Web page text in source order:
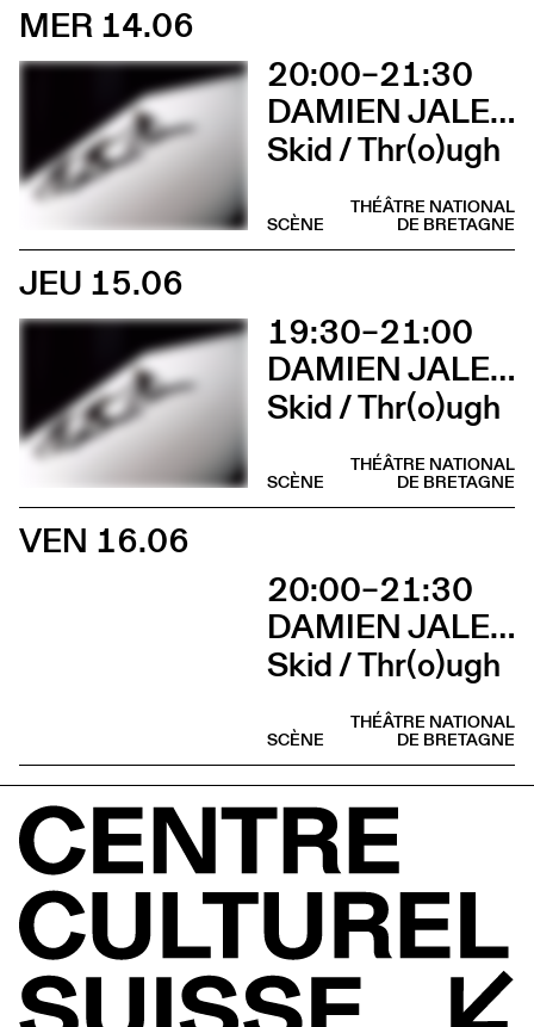
MER 14.06
20:00–21:30
DAMIEN JALET BALLET DU GRAND THÉÂTRE DE GENÈVE
Skid / Thr(o)ugh
THÉÂTRE NATIONAL
DE BRETAGNE
SCÈNE
JEU 15.06
19:30–21:00
DAMIEN JALET BALLET DU GRAND THÉÂTRE DE GENÈVE
Skid / Thr(o)ugh
THÉÂTRE NATIONAL
DE BRETAGNE
SCÈNE
VEN 16.06
20:00–21:30
DAMIEN JALET BALLET DU GRAND THÉÂTRE DE GENÈVE
Skid / Thr(o)ugh
THÉÂTRE NATIONAL
DE BRETAGNE
SCÈNE